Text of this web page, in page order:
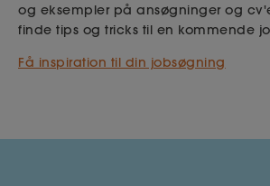
og eksempler på ansøgninger og
finde tips og tricks til en kommende
Få inspiration til din jobsøgning